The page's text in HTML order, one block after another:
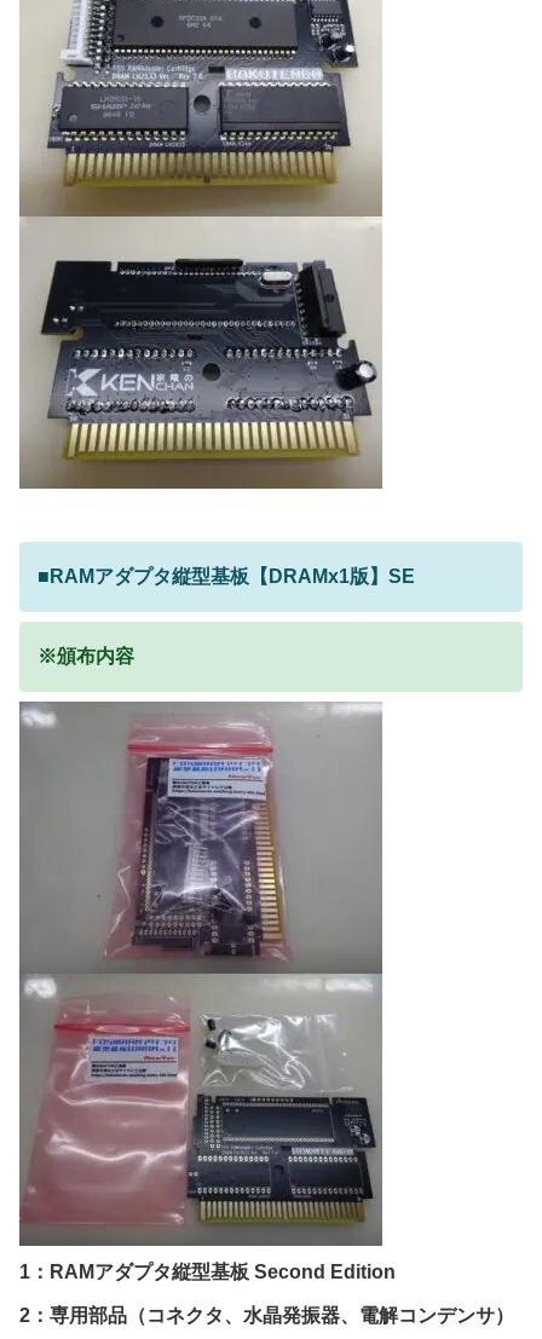
■RAMアダプタ縦型基板【DRAMx1版】SE
※頒布内容
1：RAMアダプタ縦型基板 Second Edition
2：専用部品（コネクタ、水晶発振器、電解コンデンサ）